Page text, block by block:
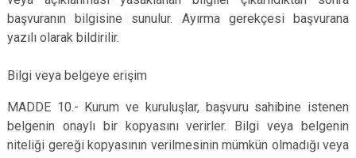
başvuranın bilgisine sunulur. Ayırma gerekçesi başvurana
yazılı olarak bildirilir.
Bilgi veya belgeye erişim
MADDE 10.- Kurum ve kuruluşlar, başvuru sahibine istenen
belgenin onaylı bir kopyasını verirler. Bilgi veya belgenin
niteliği gereği kopyasının verilmesinin mümkün olmadığı veya